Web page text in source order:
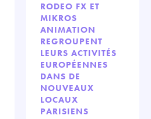
RODEO FX ET
MIKROS
ANIMATION
REGROUPENT
LEURS ACTIVITÉS
EUROPÉENNES
DANS DE
NOUVEAUX
LOCAUX
PARISIENS